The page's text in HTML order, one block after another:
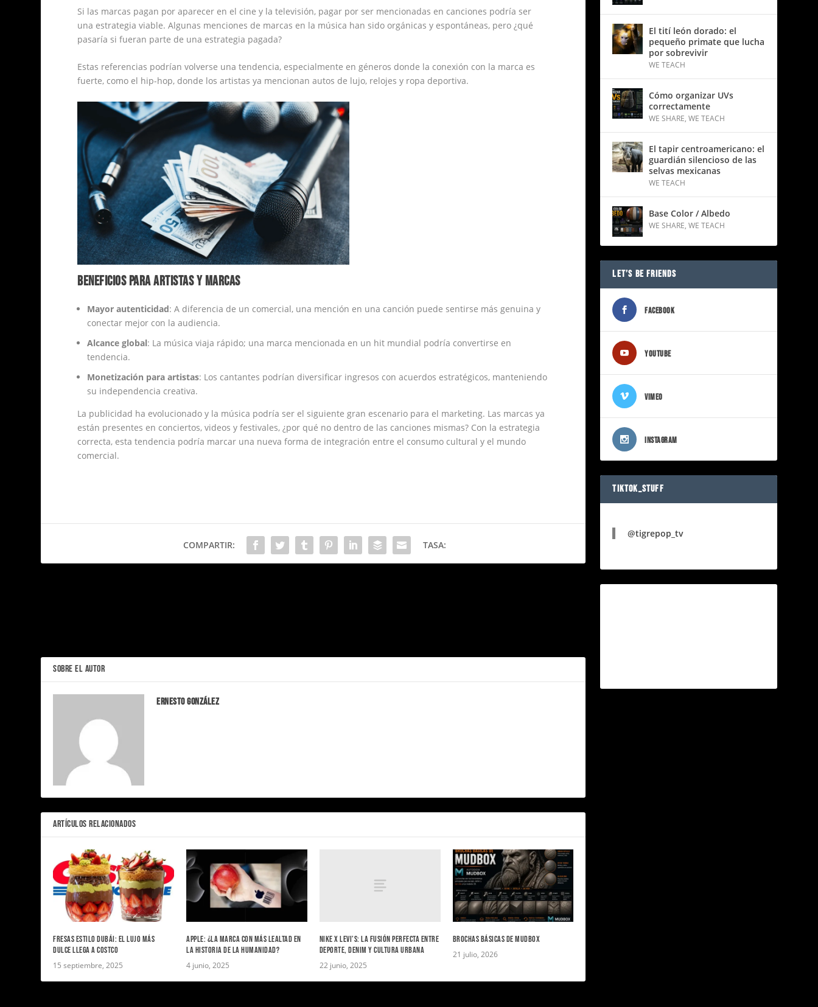
Si las marcas pagan por aparecer en el cine y la televisión, pagar por ser mencionadas en canciones podría ser
una estrategia viable. Algunas menciones de marcas en la música han sido orgánicas y espontáneas, pero ¿qué
pasaría si fueran parte de una estrategia pagada?
Estas referencias podrían volverse una tendencia, especialmente en géneros donde la conexión con la marca es
fuerte, como el hip-hop, donde los artistas ya mencionan autos de lujo, relojes y ropa deportiva.
BENEFICIOS PARA ARTISTAS Y MARCAS
Mayor autenticidad: A diferencia de un comercial, una mención en una canción puede sentirse más genuina y
conectar mejor con la audiencia.
Alcance global: La música viaja rápido; una marca mencionada en un hit mundial podría convertirse en
tendencia.
Monetización para artistas: Los cantantes podrían diversificar ingresos con acuerdos estratégicos, manteniendo
su independencia creativa.
La publicidad ha evolucionado y la música podría ser el siguiente gran escenario para el marketing. Las marcas ya
están presentes en conciertos, videos y festivales, ¿por qué no dentro de las canciones mismas? Con la estrategia
correcta, esta tendencia podría marcar una nueva forma de integración entre el consumo cultural y el mundo
comercial.
COMPARTIR: TASA:
SOBRE EL AUTOR
Ernesto González
ARTÍCULOS RELACIONADOS
FRESAS ESTILO DUBÁI: EL LUJO MÁS
DULCE LLEGA A COSTCO
15 septiembre, 2025
APPLE: ¿LA MARCA CON MÁS LEALTAD EN
LA HISTORIA DE LA HUMANIDAD?
4 junio, 2025
NIKE X LEVI’S: LA FUSIÓN PERFECTA ENTRE
DEPORTE, DENIM Y CULTURA URBANA
22 junio, 2025
BROCHAS BÁSICAS DE MUDBOX
21 julio, 2026
El tití león dorado: el
pequeño primate que lucha
por sobrevivir
WE TEACH
Cómo organizar UVs
correctamente
WE SHARE,WE TEACH
El tapir centroamericano: el
guardián silencioso de las
selvas mexicanas
WE TEACH
Base Color / Albedo
WE SHARE,WE TEACH
LET’S BE FRIENDS
FACEBOOK
YOUTUBE
VIMEO
INSTAGRAM
TIKTOK_STUFF
@tigrepop_tv